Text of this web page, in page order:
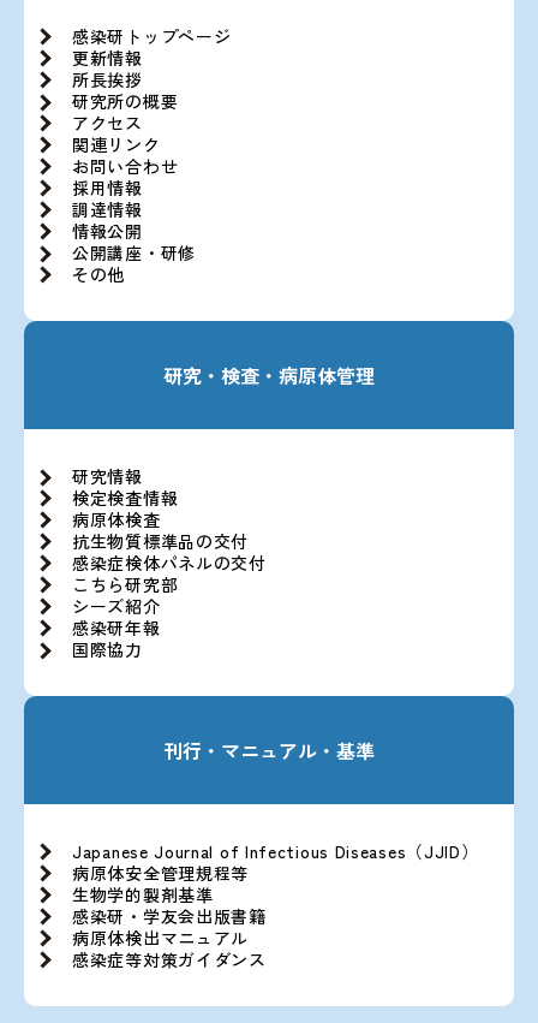
感染研トップページ
更新情報
所長挨拶
研究所の概要
アクセス
関連リンク
お問い合わせ
採用情報
調達情報
情報公開
公開講座・研修
その他
研究・検査・病原体管理
研究情報
検定検査情報
病原体検査
抗生物質標準品の交付
感染症検体パネルの交付
こちら研究部
シーズ紹介
感染研年報
国際協力
刊行・マニュアル・基準
Japanese Journal of Infectious Diseases（JJID）
病原体安全管理規程等
生物学的製剤基準
感染研・学友会出版書籍
病原体検出マニュアル
感染症等対策ガイダンス